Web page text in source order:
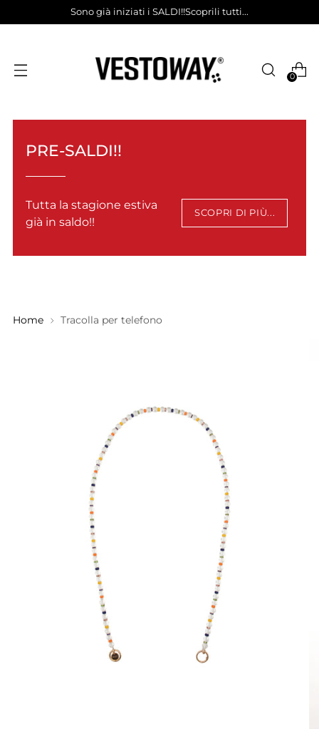
Sono già iniziati i SALDI!!Scoprili tutti...
0
PRE-SALDI!!
Tutta la stagione estiva
già in saldo!!
SCOPRI DI PIÙ...
Home Tracolla per telefono